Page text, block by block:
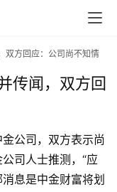
双方回应：公司尚不知情
传闻，双方回
公司，双方表示尚
司人士推测，“应
息是中金财富将划